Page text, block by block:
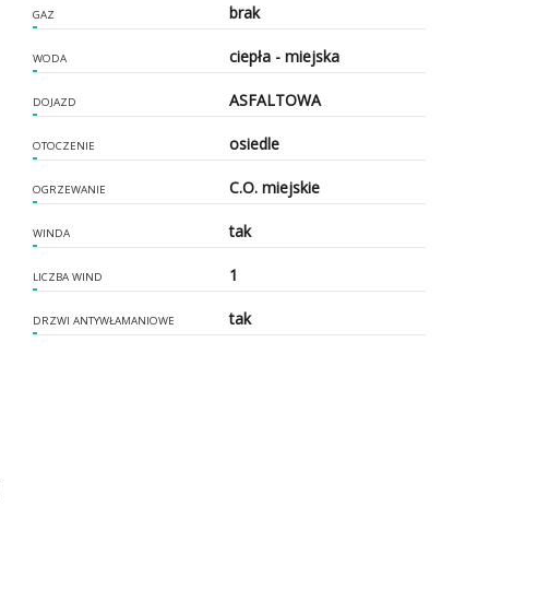
GAZ brak
WODA ciepła - miejska
DOJAZD ASFALTOWA
OTOCZENIE osiedle
OGRZEWANIE C.O. miejskie
WINDA tak
LICZBA WIND 1
DRZWI ANTYWŁAMANIOWE tak